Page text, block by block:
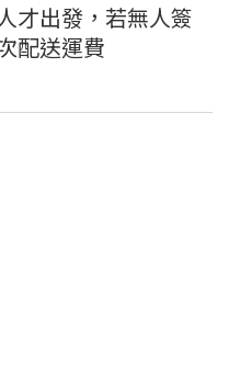
才出發，若無人簽
配送運費